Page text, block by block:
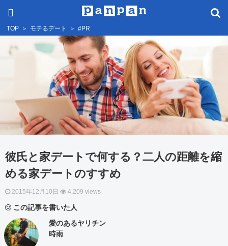
TOP ＞ モテるデート ＞ #PR
彼氏と家デートで何する？二人の距離を縮
める家デートのすすめ
2015年12月10日 4,209 views
この記事を書いた人
愛のあるヤリチン
時雨